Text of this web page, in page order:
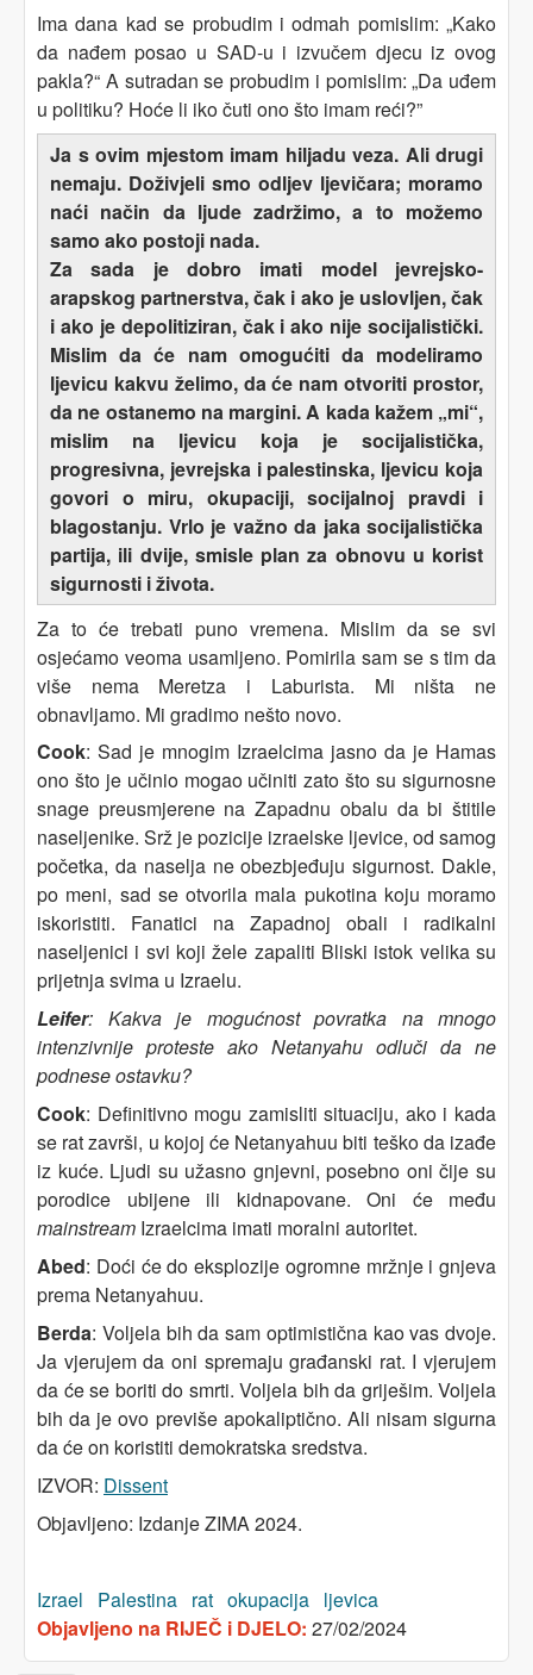
Ima dana kad se probudim i odmah pomislim: „Kako
da nađem posao u SAD-u i izvučem djecu iz ovog
pakla?“ A sutradan se probudim i pomislim: „Da uđem
u politiku? Hoće li iko čuti ono što imam reći?”
Ja s ovim mjestom imam hiljadu veza. Ali drugi
nemaju. Doživjeli smo odljev ljevičara; moramo
naći način da ljude zadržimo, a to možemo
samo ako postoji nada.
Za sada je dobro imati model jevrejsko-
arapskog partnerstva, čak i ako je uslovljen, čak
i ako je depolitiziran, čak i ako nije socijalistički.
Mislim da će nam omogućiti da modeliramo
ljevicu kakvu želimo, da će nam otvoriti prostor,
da ne ostanemo na margini. A kada kažem „mi“,
mislim na ljevicu koja je socijalistička,
progresivna, jevrejska i palestinska, ljevicu koja
govori o miru, okupaciji, socijalnoj pravdi i
blagostanju. Vrlo je važno da jaka socijalistička
partija, ili dvije, smisle plan za obnovu u korist
sigurnosti i života.
Za to će trebati puno vremena. Mislim da se svi
osjećamo veoma usamljeno. Pomirila sam se s tim da
više nema Meretza i Laburista. Mi ništa ne
obnavljamo. Mi gradimo nešto novo.
Cook: Sad je mnogim Izraelcima jasno da je Hamas
ono što je učinio mogao učiniti zato što su sigurnosne
snage preusmjerene na Zapadnu obalu da bi štitile
naseljenike. Srž je pozicije izraelske ljevice, od samog
početka, da naselja ne obezbjeđuju sigurnost. Dakle,
po meni, sad se otvorila mala pukotina koju moramo
iskoristiti. Fanatici na Zapadnoj obali i radikalni
naseljenici i svi koji žele zapaliti Bliski istok velika su
prijetnja svima u Izraelu.
Leifer: Kakva je mogućnost povratka na mnogo
intenzivnije proteste ako Netanyahu odluči da ne
podnese ostavku?
Cook: Definitivno mogu zamisliti situaciju, ako i kada
se rat završi, u kojoj će Netanyahuu biti teško da izađe
iz kuće. Ljudi su užasno gnjevni, posebno oni čije su
porodice ubijene ili kidnapovane. Oni će među
mainstream Izraelcima imati moralni autoritet.
Abed: Doći će do eksplozije ogromne mržnje i gnjeva
prema Netanyahuu.
Berda: Voljela bih da sam optimistična kao vas dvoje.
Ja vjerujem da oni spremaju građanski rat. I vjerujem
da će se boriti do smrti. Voljela bih da griješim. Voljela
bih da je ovo previše apokaliptično. Ali nisam sigurna
da će on koristiti demokratska sredstva.
IZVOR: Dissent
Objavljeno: Izdanje ZIMA 2024.
Izrael Palestina rat okupacija ljevica
Objavljeno na RIJEČ i DJELO: 27/02/2024